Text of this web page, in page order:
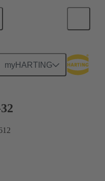
myHARTING